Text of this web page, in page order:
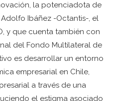
la potenciadota de
Ibáñez -Octantis-, el
y que cuenta también con
del Fondo Multilateral de
es desarrollar un entorno
empresarial en Chile,
a través de una
el estigma asociado